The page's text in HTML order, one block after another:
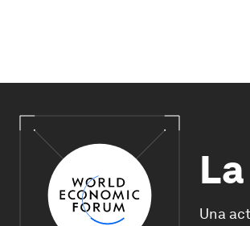
Una